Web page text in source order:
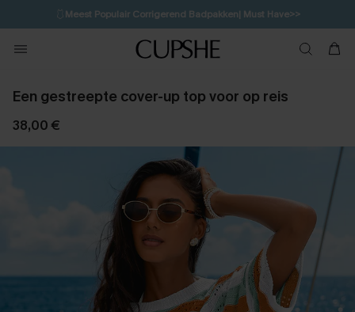
🩱Meest Populair Corrigerend Badpakken| Must Have>>
💌Abonneer je & ontvang tot 15% korting>>
Koop 3, krijg 15% korting | CODE: SW15
Een gestreepte cover-up top voor op reis
38,00 €